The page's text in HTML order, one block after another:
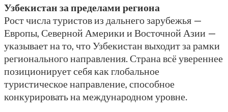
Узбекистан за пределами региона
Рост числа туристов из дальнего зарубежья —
Европы, Северной Америки и Восточной Азии —
указывает на то, что Узбекистан выходит за рамки
регионального направления. Страна всё увереннее
позиционирует себя как глобальное
туристическое направление, способное
конкурировать на международном уровне.